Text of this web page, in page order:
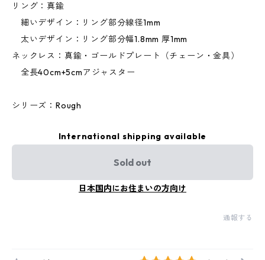
リング：真鍮
細いデザイン：リング部分線径1mm
太いデザイン：リング部分幅1.8mm 厚1mm
ネックレス：真鍮・ゴールドプレート（チェーン・金具）
全長40cm+5cmアジャスター
シリーズ：Rough
International shipping available
Sold out
日本国内にお住まいの方向け
通報する